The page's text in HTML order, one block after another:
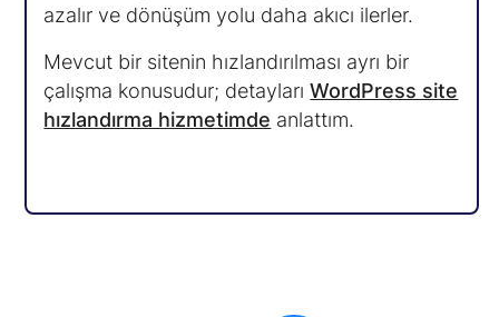
azalır ve dönüşüm yolu daha akıcı ilerler.
Mevcut bir sitenin hızlandırılması ayrı bir
çalışma konusudur; detaylarıWordPress site
hızlandırma hizmetimde anlattım.